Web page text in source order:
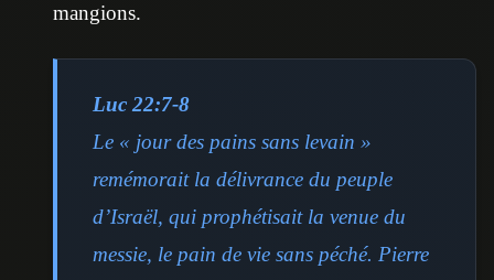
mangions.
Luc 22:7-8
Le « jour des pains sans levain »
remémorait la délivrance du peuple
d’Israël, qui prophétisait la venue du
messie, le pain de vie sans péché. Pierre